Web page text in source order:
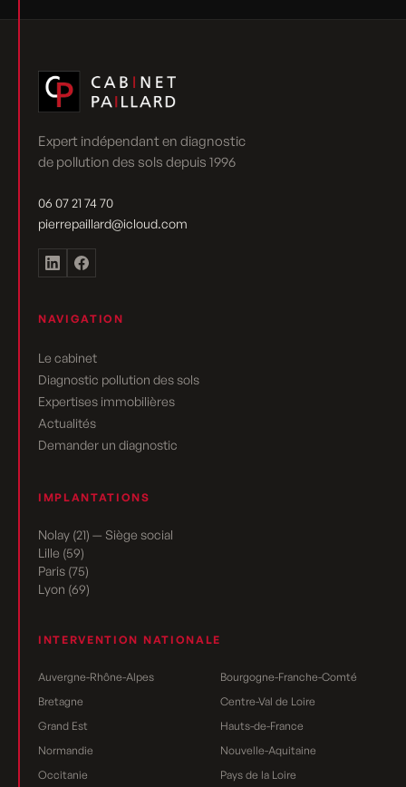
Expert indépendant en diagnostic
de pollution des sols depuis 1996
06 07 21 74 70
pierrepaillard@icloud.com
NAVIGATION
Le cabinet
Diagnostic pollution des sols
Expertises immobilières
Actualités
Demander un diagnostic
IMPLANTATIONS
Nolay (21) — Siège social
Lille (59)
Paris (75)
Lyon (69)
INTERVENTION NATIONALE
Auvergne-Rhône-Alpes
Bourgogne-Franche-Comté
Bretagne
Centre-Val de Loire
Grand Est
Hauts-de-France
Normandie
Nouvelle-Aquitaine
Occitanie
Pays de la Loire